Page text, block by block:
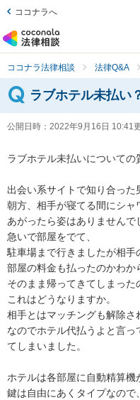
ココナラへ
ココナラ法律相談 法律Q&A
ラブホテル未払い
公開日時： 2022年9月16日 10:41
ラブホテル未払いについての
出会い系サイトで知り合った
朝方、相手が寝てる間にシャ
あがったら姿はありませんで
急いで部屋をでて、
駐車場まで行きましたが相手
部屋の料金も払ったのかわか
そのまま帰ってきてしまった
これはどうなりますか。
相手とはマッチングも解除さ
なのでホテル代払うよと言
てしまいました。
ホテルは各部屋に自動精算機
鍵は自由にあくタイプなので、